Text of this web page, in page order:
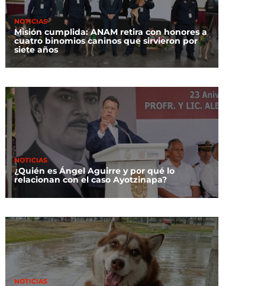
NOTICIAS
Misión cumplida: ANAM retira con honores a
cuatro binomios caninos que sirvieron por
siete años
NOTICIAS
¿Quién es Ángel Aguirre y por qué lo
relacionan con el caso Ayotzinapa?
NOTICIAS